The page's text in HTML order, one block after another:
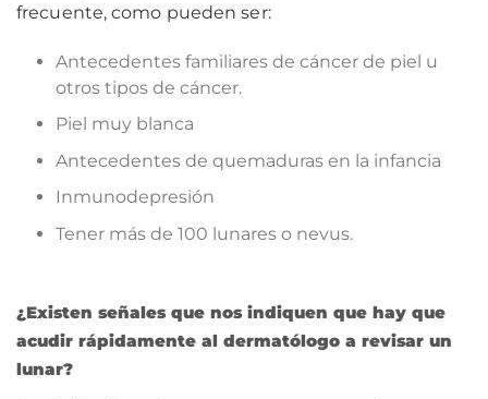
frecuente, como pueden ser:
Antecedentes familiares de cáncer de piel u
otros tipos de cáncer.
Piel muy blanca
Antecedentes de quemaduras en la infancia
Inmunodepresión
Tener más de 100 lunares o nevus.
¿Existen señales que nos indiquen que hay que
acudir rápidamente al dermatólogo a revisar un
lunar?